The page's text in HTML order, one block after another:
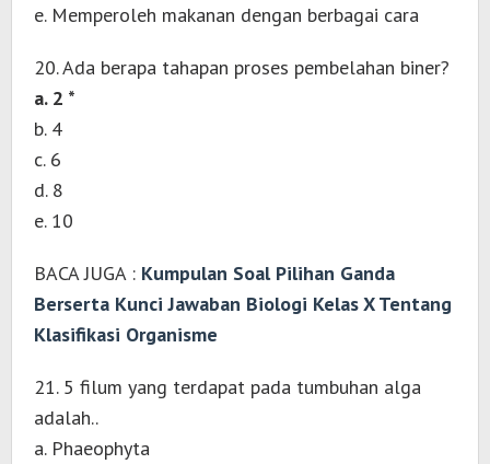
e. Memperoleh makanan dengan berbagai cara
20. Ada berapa tahapan proses pembelahan biner?
a. 2 *
b. 4
c. 6
d. 8
e. 10
BACA JUGA : Kumpulan Soal Pilihan Ganda
Berserta Kunci Jawaban Biologi Kelas X Tentang
Klasifikasi Organisme
21. 5 filum yang terdapat pada tumbuhan alga
adalah..
a. Phaeophyta